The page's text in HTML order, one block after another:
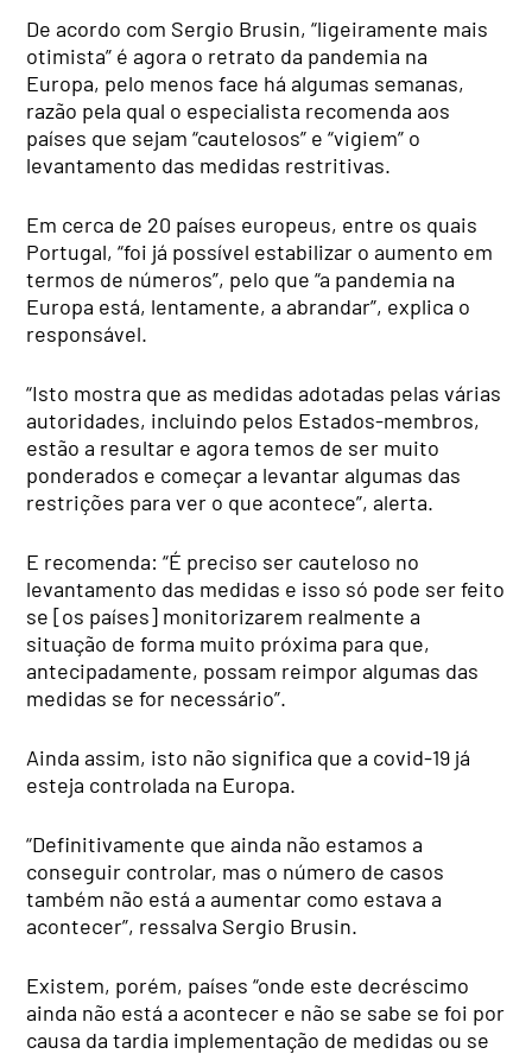
De acordo com Sergio Brusin, “ligeiramente mais
otimista” é agora o retrato da pandemia na
Europa, pelo menos face há algumas semanas,
razão pela qual o especialista recomenda aos
países que sejam “cautelosos” e “vigiem” o
levantamento das medidas restritivas.
Em cerca de 20 países europeus, entre os quais
Portugal, “foi já possível estabilizar o aumento em
termos de números”, pelo que “a pandemia na
Europa está, lentamente, a abrandar”, explica o
responsável.
“Isto mostra que as medidas adotadas pelas várias
autoridades, incluindo pelos Estados-membros,
estão a resultar e agora temos de ser muito
ponderados e começar a levantar algumas das
restrições para ver o que acontece”, alerta.
E recomenda: “É preciso ser cauteloso no
levantamento das medidas e isso só pode ser feito
se [os países] monitorizarem realmente a
situação de forma muito próxima para que,
antecipadamente, possam reimpor algumas das
medidas se for necessário”.
Ainda assim, isto não significa que a covid-19 já
esteja controlada na Europa.
“Definitivamente que ainda não estamos a
conseguir controlar, mas o número de casos
também não está a aumentar como estava a
acontecer”, ressalva Sergio Brusin.
Existem, porém, países “onde este decréscimo
ainda não está a acontecer e não se sabe se foi por
causa da tardia implementação de medidas ou se